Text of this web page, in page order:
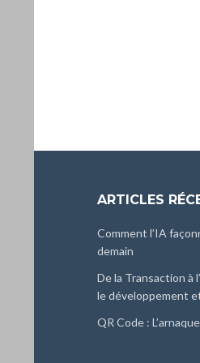
ARTICLES
Comment l’IA
demain
De la Transaction à
le développement
QR Code :